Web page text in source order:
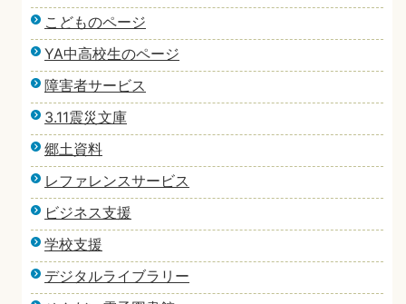
こどものページ
YA中高校生のページ
障害者サービス
3.11震災文庫
郷土資料
レファレンスサービス
ビジネス支援
学校支援
デジタルライブラリー